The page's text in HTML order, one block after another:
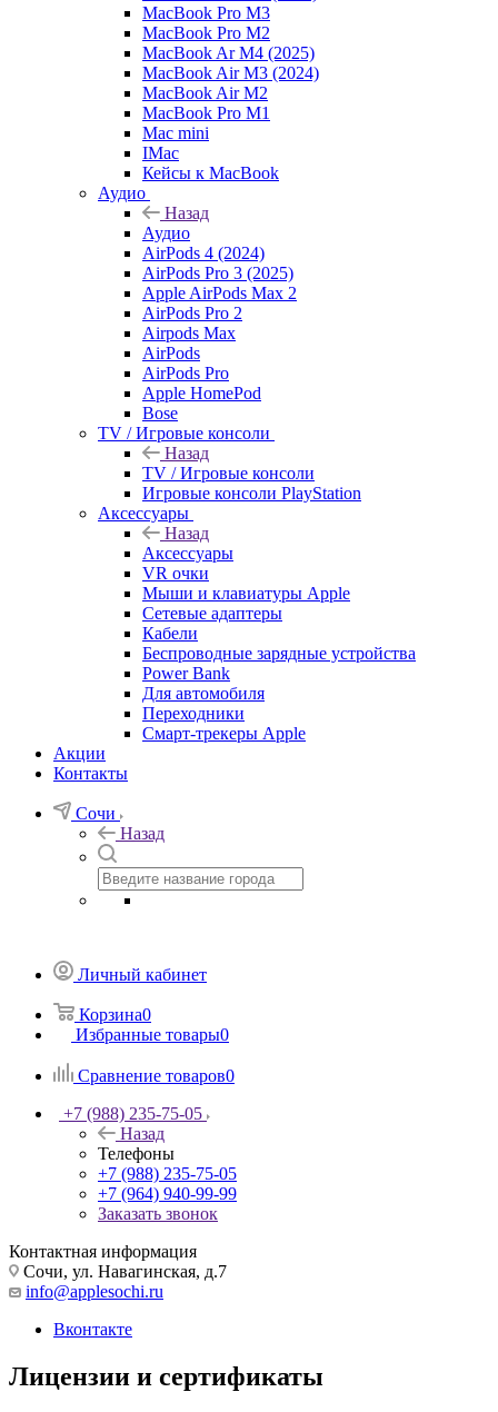
MacBook Pro M3
MacBook Pro M2
MacBook Ar M4 (2025)
MacBook Air M3 (2024)
MacBook Air M2
MacBook Pro M1
Mac mini
IMac
Кейсы к MacBook
Аудио
Назад
Аудио
AirPods 4 (2024)
AirPods Pro 3 (2025)
Apple AirPods Max 2
AirPods Pro 2
Airpods Max
AirPods
AirPods Pro
Apple HomePod
Bose
TV / Игровые консоли
Назад
TV / Игровые консоли
Игровые консоли PlayStation
Аксессуары
Назад
Аксессуары
VR очки
Мыши и клавиатуры Apple
Сетевые адаптеры
Кабели
Беспроводные зарядные устройства
Power Bank
Для автомобиля
Переходники
Смарт-трекеры Apple
Акции
Контакты
Сочи
Назад
Личный кабинет
Корзина0
Избранные товары0
Сравнение товаров0
+7 (988) 235-75-05
Назад
Телефоны
+7 (988) 235-75-05
+7 (964) 940-99-99
Заказать звонок
Контактная информация
Сочи, ул. Навагинская, д.7
info@applesochi.ru
Вконтакте
Лицензии и сертификаты